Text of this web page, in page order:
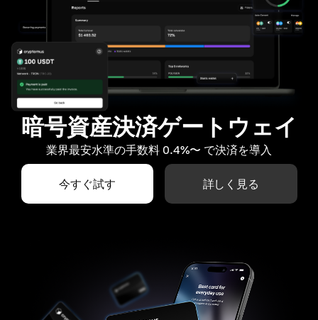
暗号資産決済ゲートウェイ
業界最安水準の手数料 0.4%〜 で決済を導入
今すぐ試す 詳しく見る